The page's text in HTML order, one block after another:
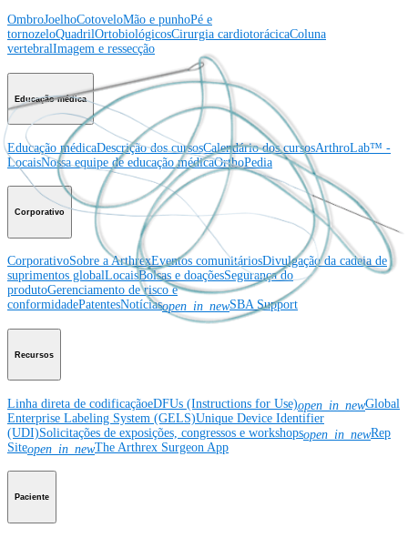
OmbroJoelhoCotoveloMão e punhoPé e
tornozeloQuadrilOrtobiológicosCirurgia cardiotorácicaColuna
vertebralImagem e ressecção
Educação médica
Educação médicaDescrição dos cursosCalendário dos cursosArthroLab™ -
LocaisNossa equipe de educação médicaOrthoPedia
Corporativo
CorporativoSobre a ArthrexEventos comunitáriosDivulgação da cadeia de
suprimentos globalLocaisBolsas e doaçõesSegurança do
produtoGerenciamento de risco e
conformidadePatentesNotíciasopen_in_newSBA Support
Recursos
Linha direta de codificaçãoeDFUs (Instructions for Use)open_in_newGlobal
Enterprise Labeling System (GELS)Unique Device Identifier
(UDI)Solicitações de exposições, congressos e workshopsopen_in_newRep
Siteopen_in_newThe Arthrex Surgeon App
Paciente